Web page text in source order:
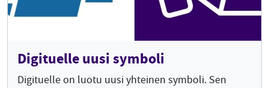
Digituelle uusi symboli
Digituelle on luotu uusi yhteinen symboli. Sen